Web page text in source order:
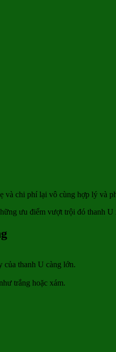
và chi phí lại vô cùng hợp lý và
ưu điểm vượt trội đó thanh
của thanh U càng lớn.
trắng hoặc xám.